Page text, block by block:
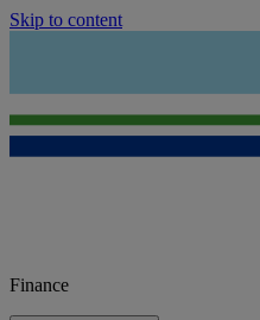
Skip to content
Finance